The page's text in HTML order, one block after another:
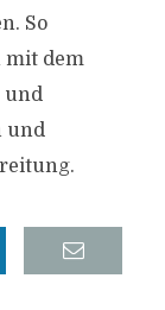
So
mit dem
und
und